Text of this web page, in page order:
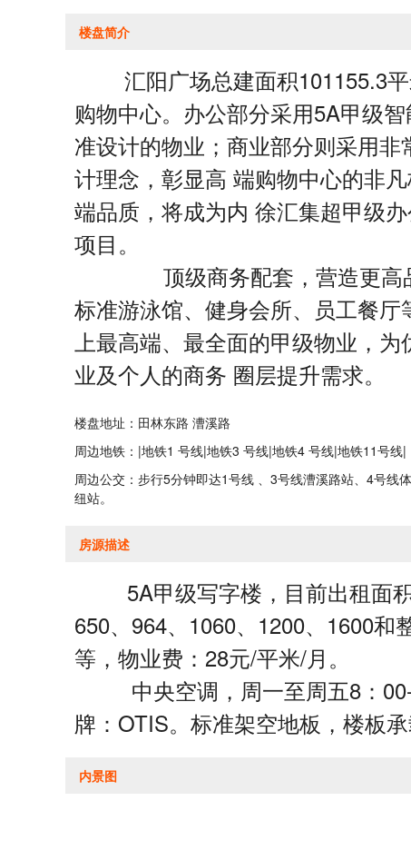
楼盘简介
汇阳广场总建面积101155.3
购物中心。办公部分采用5A甲级
准设计的物业；商业部分则采用
计理念，彰显高 端购物中心的非
端品质，将成为内 徐汇集超甲级
项目。
顶级商务配套，营造更高品
标准游泳馆、健身会所、员工餐
上最高端、最全面的甲级物业，
业及个人的商务 圈层提升需求。
楼盘地址：田林东路 漕溪路
周边地铁：|地铁1 号线|地铁3 号线|地铁4 号线|地铁11号线|
周边公交：步行5分钟即达1号线 、3号线漕溪路站、4号线
纽站。
房源描述
5A甲级写字楼，目前出租面
650、964、1060、1200、1600
等，物业费：28元/平米/月。
中央空调，周一至周五8：
牌：OTIS。标准架空地板，楼板承
内景图